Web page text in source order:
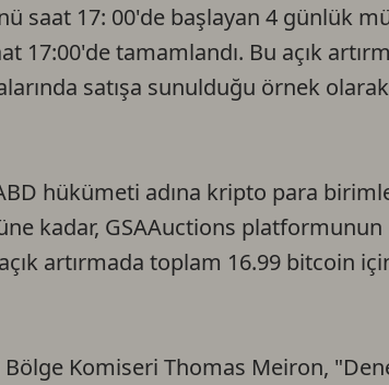
saat 17: 00'de başlayan 4 günlük
17:00'de tamamlandı. Bu açık
satışa sunulduğu örnek olarak
hükümeti adına kripto para
kadar, GSAAuctions platformunun
artırmada toplam 16.99 bitcoin
Bölge Komiseri Thomas Meiron,